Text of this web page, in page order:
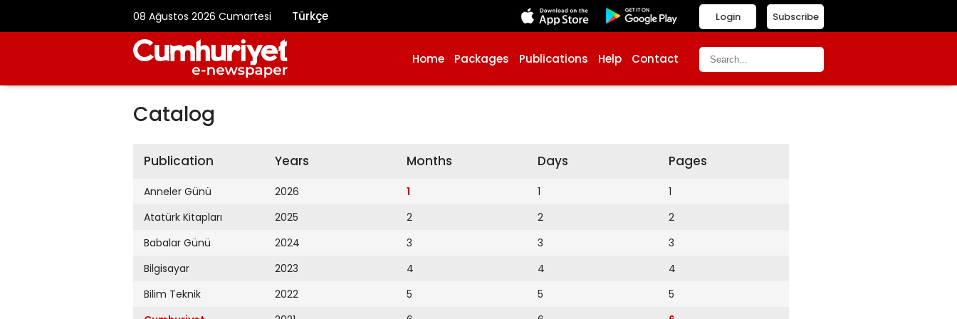
08 Ağustos 2026 Cumartesi Türkçe Subscribe
Login
Home Packages Publications Help Contact
Catalog
Publication
Anneler Günü
Atatürk Kitapları
Babalar Günü
Bilgisayar
Bilim Teknik
Years
2026
2025
2024
2023
2022
Months
1
2
3
4
5
Days
1
2
3
4
5
Pages
1
2
3
4
5